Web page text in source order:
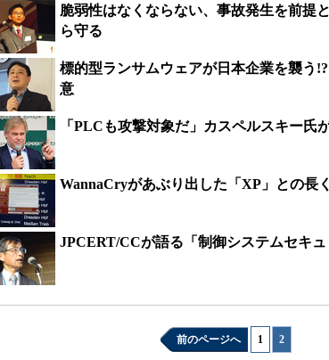
脆弱性はなくならない、事故発生を前提
ら守る
標的型ランサムウェアが日本企業を襲
意
「PLCも攻撃対象だ」カスペルスキー氏
WannaCryがあぶり出した「XP」との長
JPCERT/CCが語る「制御システムセキ
前のページへ 1 2